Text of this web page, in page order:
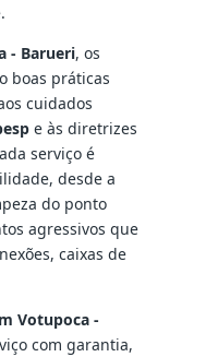
- Barueri, os
boas práticas
cuidados
e às diretrizes
serviço é
desde a
do ponto
agressivos que
caixas de
Votupoca -
com garantia,